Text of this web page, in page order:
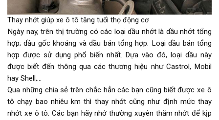
Thay nhớt giúp xe ô tô tăng tuổi thọ động cơ
Ngày nay, trên thị trường có các loại dầu nhớt là dầu nhớt tổng
hợp; dầu gốc khoáng và dầu bán tổng hợp. Loại dầu bán tổng
hợp được sử dụng phổ biến nhất. Dựa vào đó, loại dầu này
được biết đến thông qua các thương hiệu như Castrol, Mobil
hay Shell,…
Qua những chia sẻ trên chắc hẳn các bạn cũng biết được xe ô
tô chạy bao nhiêu km thì thay nhớt cũng như định mức thay
nhớt xe ô tô. Các bạn hãy nhớ thường xuyên thăm nhớt để kịp